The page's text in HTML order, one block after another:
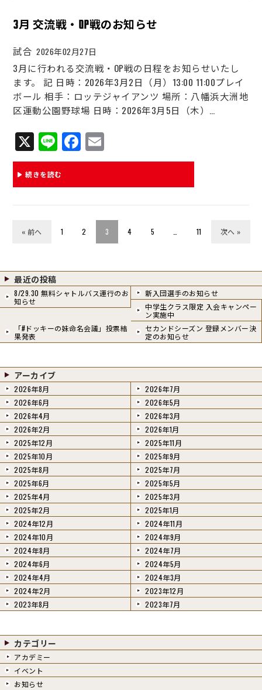
3月 交流戦・OP戦のお知らせ
試合 2026年02月27日
3月に行われる交流戦・OP戦の日程をお知らせいたし
ます。 記 日時：2026年3月2日（月）13:00 11:00プレイ
ボール 相手：ロッテジャイアンツ 場所：八幡浜大洲地
区運動公園野球場 日時：2026年3月5日（木）…
X Li
ne
Fa
ce m
続きを読む
« 前へ 1 2 3 4 5 11 次へ »
最近の投稿
8/29.30 無料シャトルバス運行のお
知らせ
新入団選手のお知らせ
中学生クラス限定 入会キャンペー
ン実施中
「#ドッキーの妹命名会議」投票結
果発表
セカンドシーズン 登録メンバー決
定のお知らせ
アーカイブ
2026年8月
2026年7月
2026年6月
2026年5月
2026年4月
2026年3月
2026年2月
2026年1月
2025年12月
2025年11月
2025年10月
2025年9月
2025年8月
2025年7月
2025年6月
2025年5月
2025年4月
2025年3月
2025年2月
2025年1月
2024年12月
2024年11月
2024年10月
2024年9月
2024年8月
2024年7月
2024年6月
2024年5月
2024年4月
2024年3月
2024年2月
2023年12月
2023年8月
2023年7月
カテゴリー
アカデミー
イベント
お知らせ